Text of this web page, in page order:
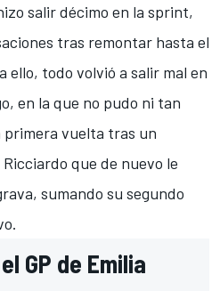
salir décimo en la sprint,
tras remontar hasta el
ello, todo volvió a salir mal en
en la que no pudo ni tan
vuelta tras un
que de nuevo le
sumando su segundo
GP de Emilia